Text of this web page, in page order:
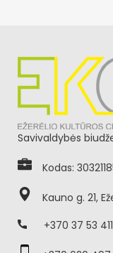
Savivaldybės
Kodas:
Kauno g. 21,
+370 37 53